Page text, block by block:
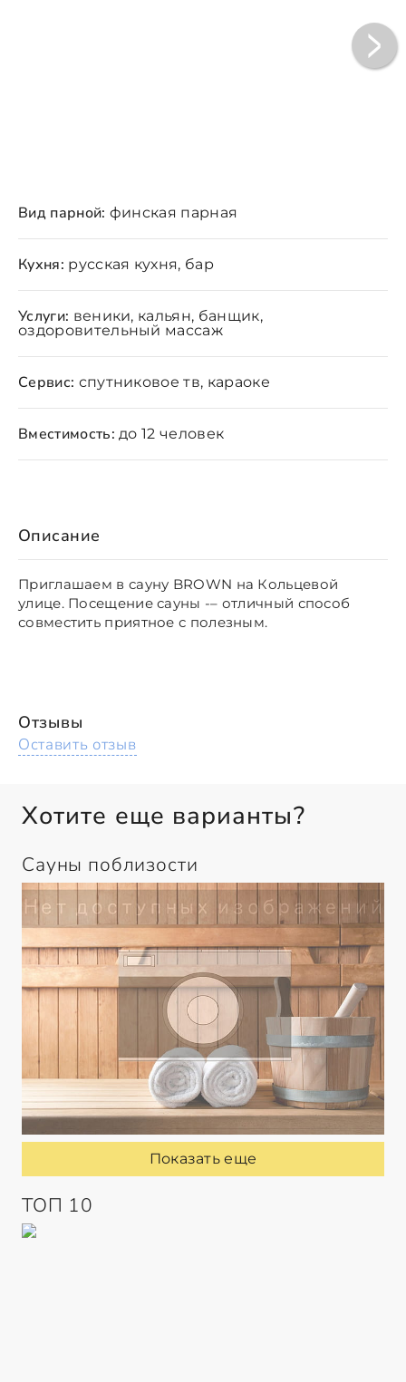
Описание
Приглашаем в сауну BROWN на Кольцевой
улице. Посещение сауны -– отличный способ
совместить приятное с полезным.
Вид парной: финская парная
Кухня: русская кухня, бар
Услуги: веники, кальян, банщик,
оздоровительный массаж
Сервис: спутниковое тв, караоке
Вместимость: до 12 человек
Отзывы
Оставить отзыв
Хотите еще варианты?
Сауны поблизости
Показать еще
ТОП 10